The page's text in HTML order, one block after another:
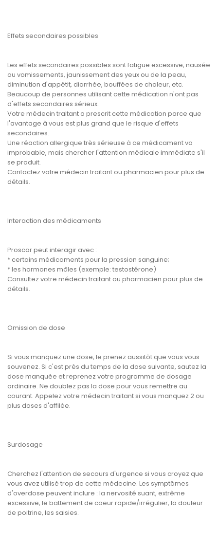
Effets secondaires possibles
Les effets secondaires possibles sont fatigue excessive, nausée
ou vomissements, jaunissement des yeux ou de la peau,
diminution d'appétit, diarrhée, bouffées de chaleur, etc.
Beaucoup de personnes utilisant cette médication n'ont pas
d'effets secondaires sérieux.
Votre médecin traitant a prescrit cette médication parce que
l'avantage à vous est plus grand que le risque d'effets
secondaires.
Une réaction allergique très sérieuse à ce médicament va
improbable, mais chercher l'attention médicale immédiate s'il
se produit.
Contactez votre médecin traitant ou pharmacien pour plus de
détails.
Interaction des médicaments
Proscar peut interagir avec :
* certains médicaments pour la pression sanguine;
* les hormones mâles (exemple: testostérone)
Consultez votre médecin traitant ou pharmacien pour plus de
détails.
Omission de dose
Si vous manquez une dose, le prenez aussitôt que vous vous
souvenez. Si c'est près du temps de la dose suivante, sautez la
dose manquée et reprenez votre programme de dosage
ordinaire. Ne doublez pas la dose pour vous remettre au
courant. Appelez votre médecin traitant si vous manquez 2 ou
plus doses d'affilée.
Surdosage
Cherchez l'attention de secours d'urgence si vous croyez que
vous avez utilisé trop de cette médecine. Les symptômes
d'overdose peuvent inclure : la nervosité suant, extrême
excessive, le battement de coeur rapide/irrégulier, la douleur
de poitrine, les saisies.